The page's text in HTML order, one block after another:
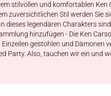
stilvollen und komfortablen
zuversichtlichen Stil werden Sie
dieses legendären Charakters
hinzufügen - Die Ken
gestohlen und
Party. Also, tauchen wir ein und